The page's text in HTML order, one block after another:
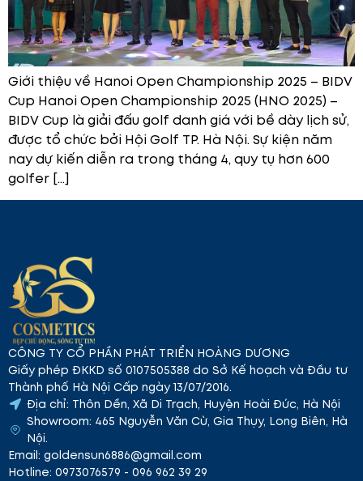
Giới thiệu về Hanoi Open Championship 2025 – BIDV
Cup Hanoi Open Championship 2025 (HNO 2025) –
BIDV Cup là giải đấu golf danh giá với bề dày lịch sử,
được tổ chức bởi Hội Golf TP. Hà Nội. Sự kiện năm
nay dự kiến diễn ra trong tháng 4, quy tụ hơn 600
golfer […]
CÔNG TY CỔ PHẦN PHÁT TRIỂN HOÀNG DƯƠNG
Giấy phép ĐKKD số 0107505388 do Sở Kế hoạch và Đầu tư
Thành phố Hà Nội Cấp ngày 13/07/2016.
Địa chỉ: Thôn Dền, Xã Di Trạch, Huyện Hoài Đức, Hà Nội
Showroom: 465 Nguyễn Văn Cừ, Gia Thụy, Long Biên, Hà
Nội.
Email: goldensun6886@gmail.com
Hotline: 0973076579 - 096 962 39 29